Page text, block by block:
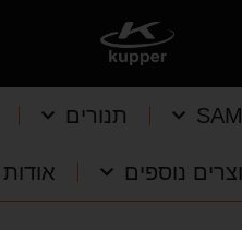
תנורים
נוספים אודות